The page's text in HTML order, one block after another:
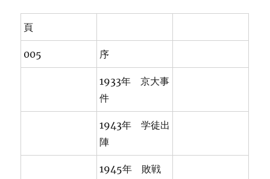
頁
005 序
1933年 京大事
件
1943年 学徒出
陣
1945年 敗戦